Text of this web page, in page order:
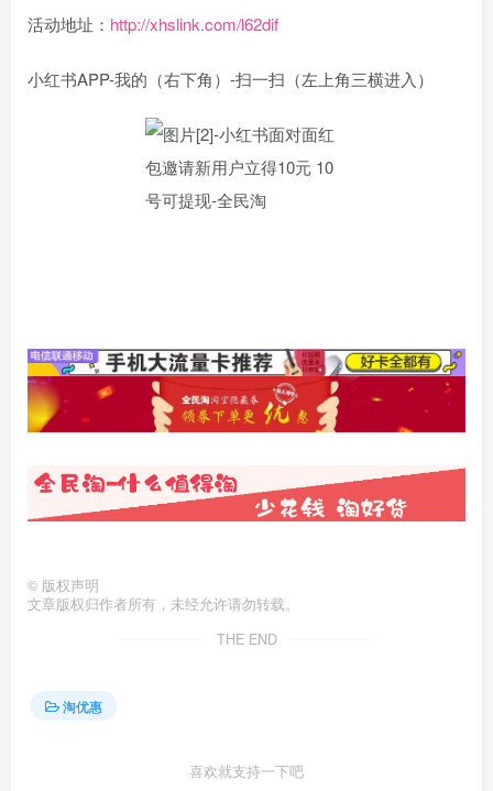
活动地址： http://xhslink.com/l62dif
小红书APP-我的（右下角）-扫一扫（左上角三横进入）
© 版权声明
文章版权归作者所有，未经允许请勿转载。
THE END
淘优惠
喜欢就支持一下吧